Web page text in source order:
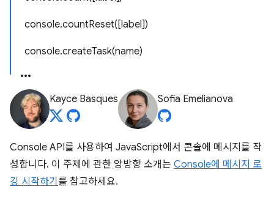
console.countReset([label])
console.createTask(name)
Kayce Basques Sofia Emelianova
Console API를 사용하여 JavaScript에서 콘솔에 메시지를 작
성합니다. 이 주제에 관한 양방향 소개는 Console에 메시지 로
깅 시작하기 를 참고하세요.